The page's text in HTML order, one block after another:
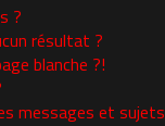
?
résultat ?
blanche ?!
messages et